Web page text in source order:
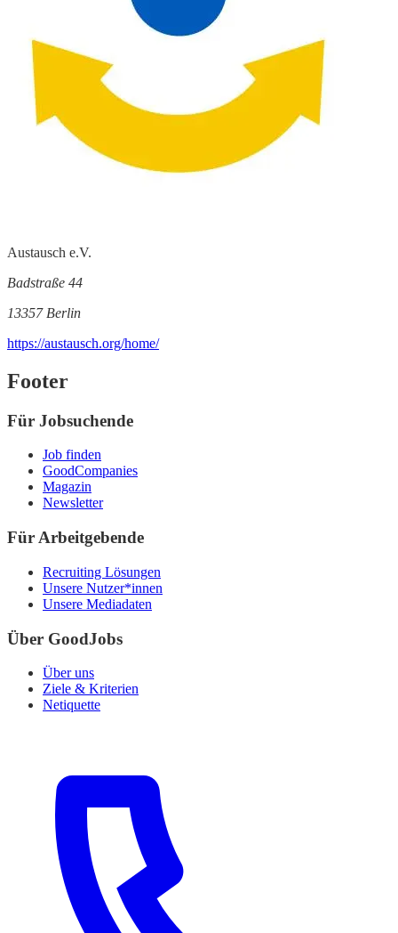
Austausch e.V.
Badstraße 44
13357 Berlin
https://austausch.org/home/
Footer
Für Jobsuchende
Job finden
GoodCompanies
Magazin
Newsletter
Für Arbeitgebende
Recruiting Lösungen
Unsere Nutzer*innen
Unsere Mediadaten
Über GoodJobs
Über uns
Ziele & Kriterien
Netiquette